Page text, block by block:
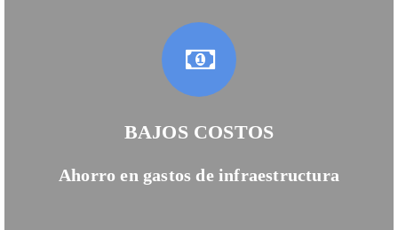
BAJOS COSTOS
Ahorro en gastos de infraestructura